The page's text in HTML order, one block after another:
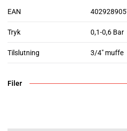
EAN
Tryk 0,1-0,6 Bar
Tilslutning 3/4" muffe
Filer